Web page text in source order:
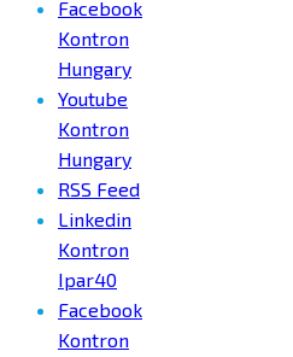
Facebook
Kontron
Hungary
Youtube
Kontron
Hungary
RSS Feed
Linkedin
Kontron
Ipar40
Facebook
Kontron